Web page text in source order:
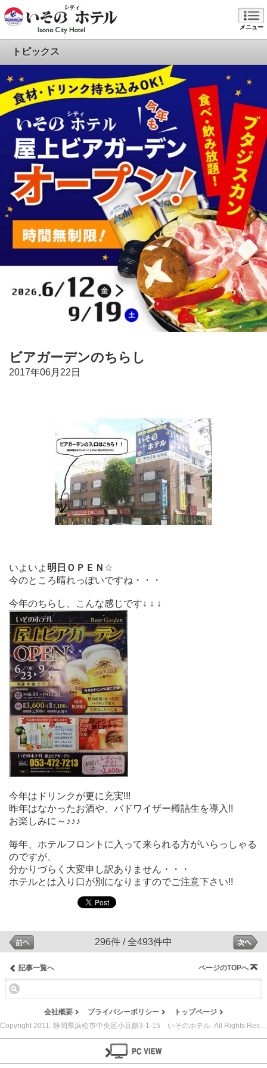
メニュー
トピックス
ビアガーデンのちらし
2017年06月22日
いよいよ 明日ＯＰＥＮ ☆
今のところ晴れっぽいですね・・・
今年のちらし、こんな感じです↓ ↓ ↓
今年はドリンクが更に充実!!!
昨年はなかったお酒や、バドワイザー樽詰生を導入!!
お楽しみに～♪♪♪
毎年、ホテルフロントに入って来られる方がいらっしゃる
のですが、
分かりづらく大変申し訳ありません・・・
ホテルとは入り口が別になりますのでご注意下さい!!
296件 / 全493件中
記事一覧へ ページのTOPへ
会社概要 プライバシーポリシー
トップページ
Copyright 2011. 静岡県浜松市中央区小豆餅3-1-15 いそのホテル. All Rights Reserved.